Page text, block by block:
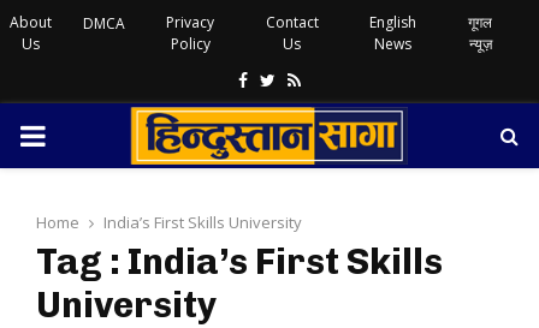
About
Us
DMCA
Privacy
Policy
Contact
Us
English
News
गूगल
न्यूज़
Facebook
Twitter
Rss
PRIMARY
Home India’s First Skills University
Tag : India’s First Skills
University